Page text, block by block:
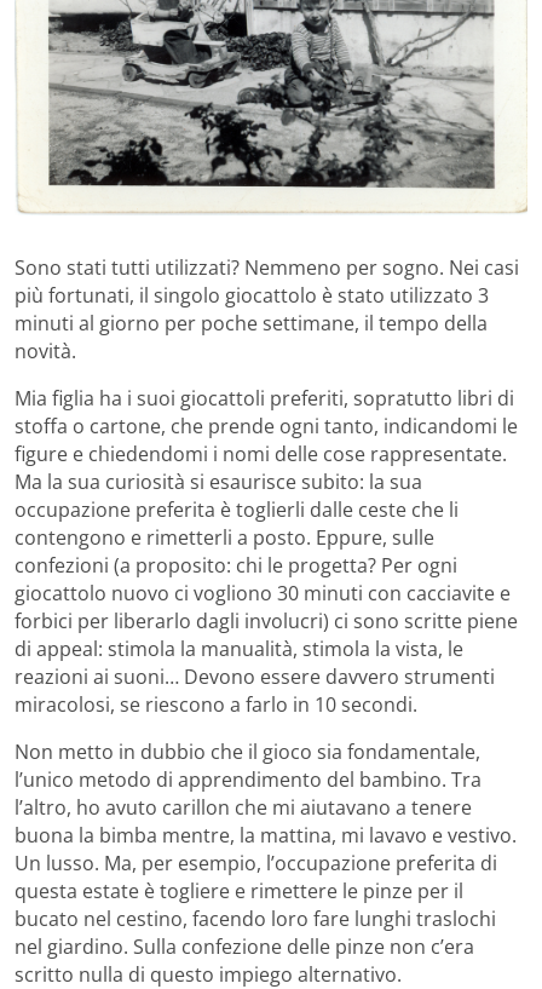
Sono stati tutti utilizzati? Nemmeno per sogno. Nei casi
più fortunati, il singolo giocattolo è stato utilizzato 3
minuti al giorno per poche settimane, il tempo della
novità.
Mia figlia ha i suoi giocattoli preferiti, sopratutto libri di
stoffa o cartone, che prende ogni tanto, indicandomi le
figure e chiedendomi i nomi delle cose rappresentate.
Ma la sua curiosità si esaurisce subito: la sua
occupazione preferita è toglierli dalle ceste che li
contengono e rimetterli a posto. Eppure, sulle
confezioni (a proposito: chi le progetta? Per ogni
giocattolo nuovo ci vogliono 30 minuti con cacciavite e
forbici per liberarlo dagli involucri) ci sono scritte piene
di appeal: stimola la manualità, stimola la vista, le
reazioni ai suoni… Devono essere davvero strumenti
miracolosi, se riescono a farlo in 10 secondi.
Non metto in dubbio che il gioco sia fondamentale,
l’unico metodo di apprendimento del bambino. Tra
l’altro, ho avuto carillon che mi aiutavano a tenere
buona la bimba mentre, la mattina, mi lavavo e vestivo.
Un lusso. Ma, per esempio, l’occupazione preferita di
questa estate è togliere e rimettere le pinze per il
bucato nel cestino, facendo loro fare lunghi traslochi
nel giardino. Sulla confezione delle pinze non c’era
scritto nulla di questo impiego alternativo.